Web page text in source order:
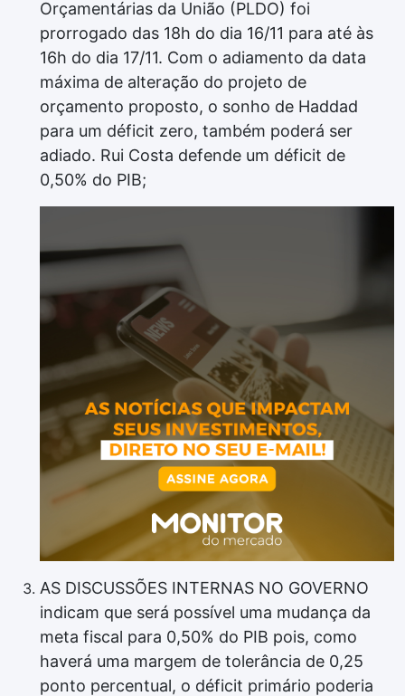
Orçamentárias da União (PLDO) foi
prorrogado das 18h do dia 16/11 para até às
16h do dia 17/11. Com o adiamento da data
máxima de alteração do projeto de
orçamento proposto, o sonho de Haddad
para um déficit zero, também poderá ser
adiado. Rui Costa defende um déficit de
0,50% do PIB;
AS DISCUSSÕES INTERNAS NO GOVERNO
indicam que será possível uma mudança da
meta fiscal para 0,50% do PIB pois, como
haverá uma margem de tolerância de 0,25
ponto percentual, o déficit primário poderia